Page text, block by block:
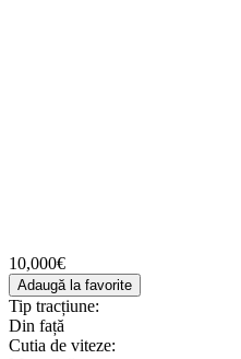
10,000€
Adaugă la favorite
Tip tracțiune:
Din față
Cutia de viteze: